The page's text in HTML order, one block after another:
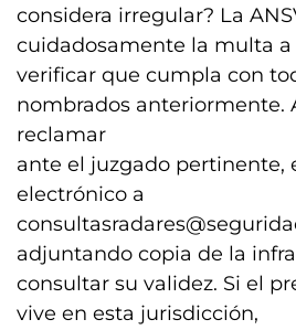
considera irregular? La
cuidadosamente la multa a
verificar que cumpla con
nombrados anteriormente.
reclamar
ante el juzgado pertinente,
electrónico a
adjuntando copia de la
consultar su validez. Si el
vive en esta jurisdicción,